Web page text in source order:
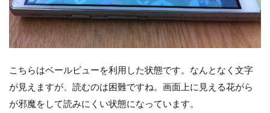
こちらはベールビューを利用した状態です。なんとなく文字
が見えますが、読むのは困難ですね。画面上に見える花がら
が邪魔をして読みにくい状態になっています。